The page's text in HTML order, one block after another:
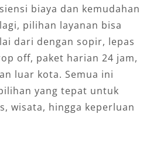
biaya dan kemudahan
pilihan layanan bisa
dari dengan sopir, lepas
off, paket harian 24 jam,
luar kota. Semua ini
yang tepat untuk
wisata, hingga keperluan